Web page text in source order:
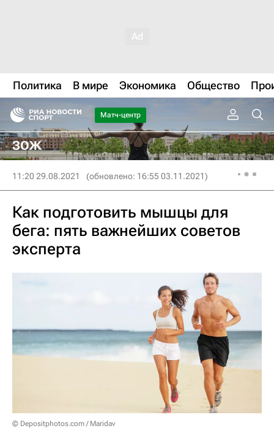
Политика В мире Экономика Общество
Матч-центр
ЗОЖ
11:20 29.08.2021 (обновлено: 16:55 03.11.2021)
Как подготовить мышцы для
бега: пять важнейших советов
эксперта
© Depositphotos.com / Maridav